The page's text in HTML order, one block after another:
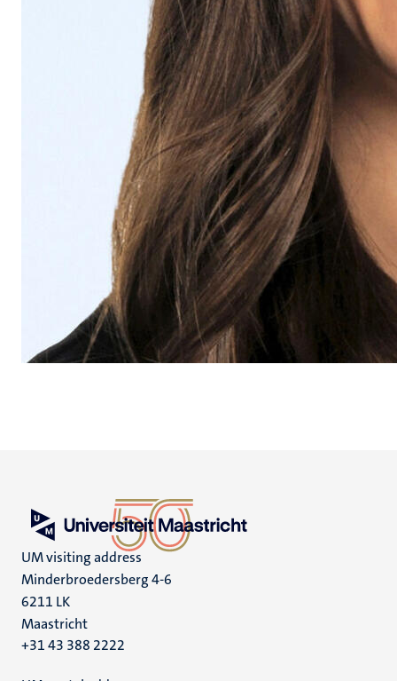
UM visiting address
Minderbroedersberg 4-6
6211 LK
Maastricht
+31 43 388 2222